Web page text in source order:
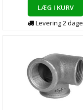
LÆG I KURV
Levering2dage